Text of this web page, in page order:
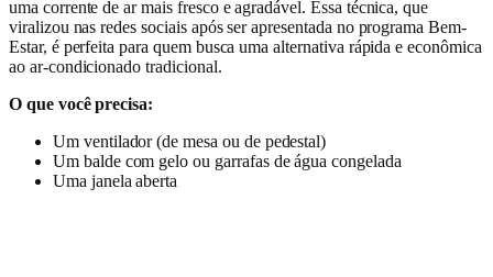
uma corrente de ar mais fresco e agradável. Essa técnica, que
viralizou nas redes sociais após ser apresentada no programa Bem-
Estar, é perfeita para quem busca uma alternativa rápida e econômica
ao ar-condicionado tradicional.
O que você precisa:
Um ventilador (de mesa ou de pedestal)
Um balde com gelo ou garrafas de água congelada
Uma janela aberta